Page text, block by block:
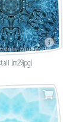
(m29.jpg)